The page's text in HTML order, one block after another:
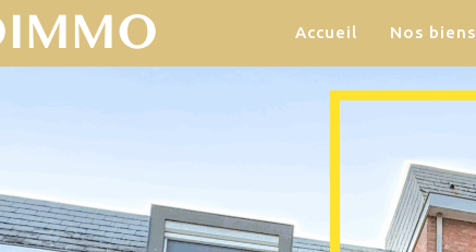
Accueil Nos biens